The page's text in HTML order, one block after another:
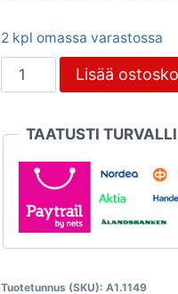
2 kpl omassa varastossa
Neulaventtiili
Solex
pieni
malli
M9x1
määrä
Lisää
TAATUSTI
Tuotetunnus (SKU):A1.1149